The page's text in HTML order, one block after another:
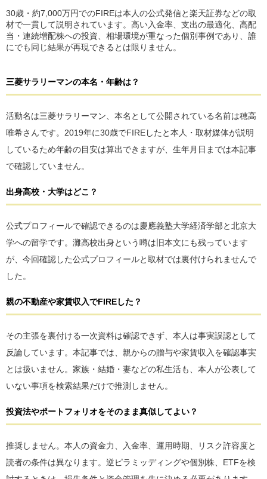
30歳・約7,000万円でのFIREは本人の公式発信と楽天証券などの取
材で一貫して説明されています。高い入金率、支出の最適化、高配
当・連続増配株への投資、相場環境が重なった個別事例であり、誰
にでも同じ結果が再現できるとは限りません。
三菱サラリーマンの本名・年齢は？
活動名は三菱サラリーマン、本名として公開されている名前は穂高
唯希さんです。2019年に30歳でFIREしたと本人・取材媒体が説明
しているため年齢の目安は算出できますが、生年月日までは本記事
で確認していません。
出身高校・大学はどこ？
公式プロフィールで確認できるのは慶應義塾大学経済学部と北京大
学への留学です。灘高校出身という噂は旧本文にも残っています
が、今回確認した公式プロフィールと取材では裏付けられませんで
した。
親の不動産や家賃収入でFIREした？
その主張を裏付ける一次資料は確認できず、本人は事実誤認として
反論しています。本記事では、親からの贈与や家賃収入を確認事実
とは扱いません。家族・結婚・妻などの私生活も、本人が公表して
いない事項を検索結果だけで推測しません。
投資法やポートフォリオをそのまま真似してよい？
推奨しません。本人の資金力、入金率、運用時期、リスク許容度と
読者の条件は異なります。逆ピラミッディングや個別株、ETFを検